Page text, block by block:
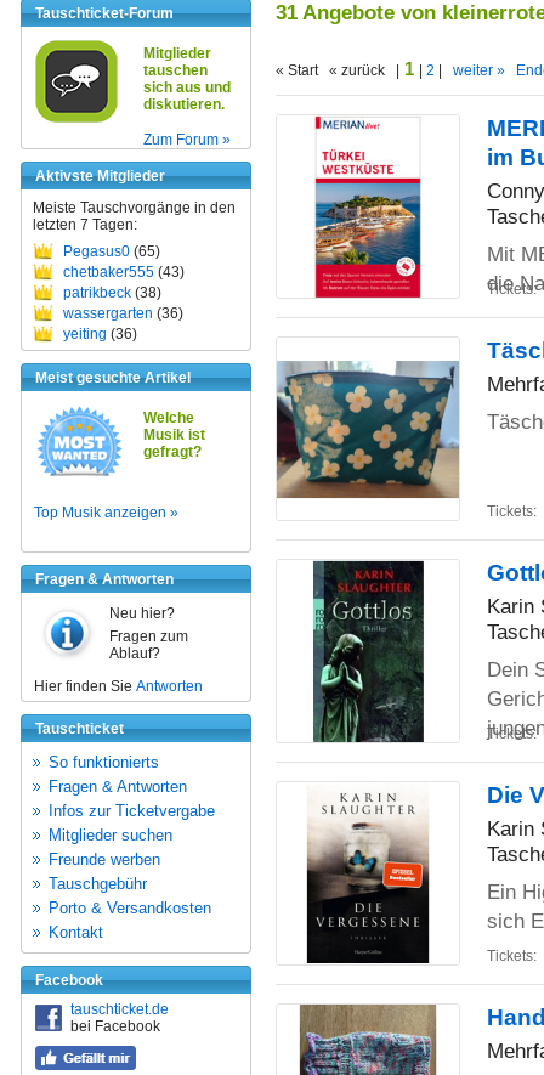
Tauschticket-Forum
Mitglieder
tauschen
sich aus und
diskutieren.
Zum Forum »
Aktivste Mitglieder
Meiste Tauschvorgänge in den
letzten 7 Tagen:
Pegasus0 (65)
chetbaker555 (43)
patrikbeck (38)
wassergarten (36)
yeiting (36)
Meist gesuchte Artikel
Welche
Musik ist
gefragt?
Top Musik anzeigen »
Fragen & Antworten
Neu hier?
Fragen zum
Ablauf?
Hier finden Sie Antworten
Tauschticket
So funktionierts
Fragen & Antworten
Infos zur Ticketvergabe
Mitglieder suchen
Freunde werben
Tauschgebühr
Porto & Versandkosten
Kontakt
Facebook
tauschticket.de
bei Facebook
31 Angebote von
« Start « zurück | 1 2 weiter »
im
Mit
die
Tickets:
Tickets:
Karin
Dein
Tickets:
Die
Karin
Ein
sich
Tickets: